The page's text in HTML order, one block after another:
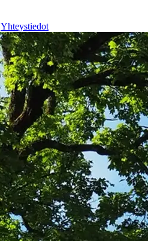
Yhteystiedot